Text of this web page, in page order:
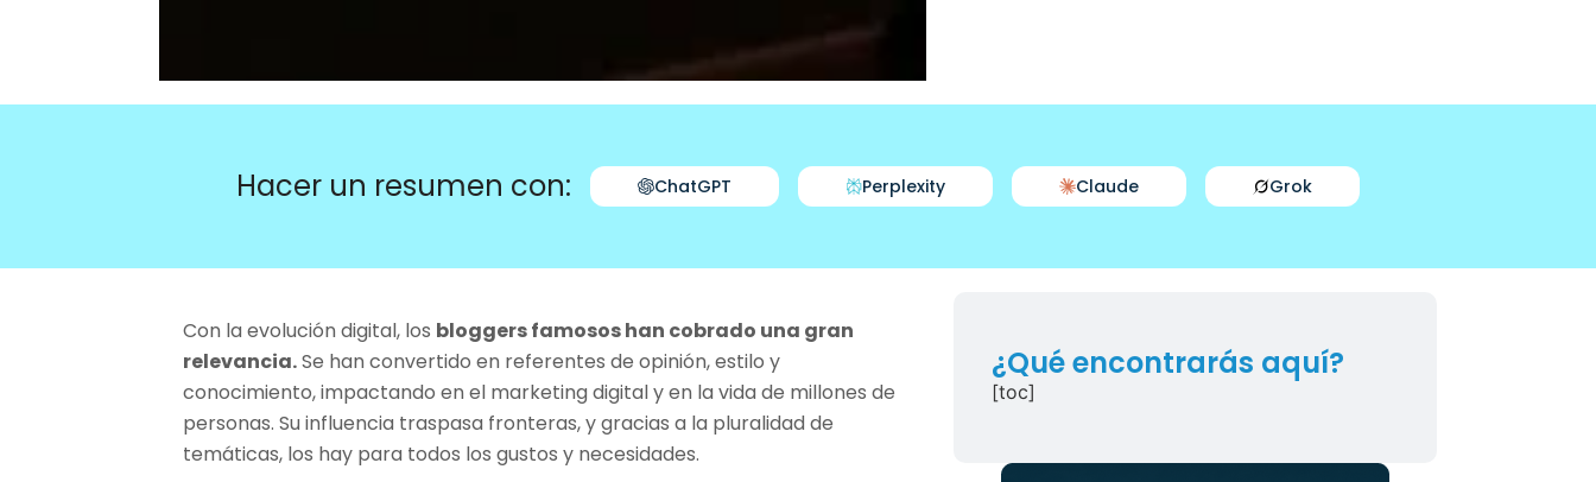
Hacer un resumen con: ChatGPT Perplexity Claude Grok
Con la evolución digital, los bloggers famosos han cobrado una gran
relevancia.Se han convertido en referentes de opinión, estilo y
conocimiento, impactando en el marketing digital y en la vida de millones de
personas. Su influencia traspasa fronteras, y gracias a la pluralidad de
temáticas, los hay para todos los gustos y necesidades.
¿Qué encontrarás aquí?
[toc]